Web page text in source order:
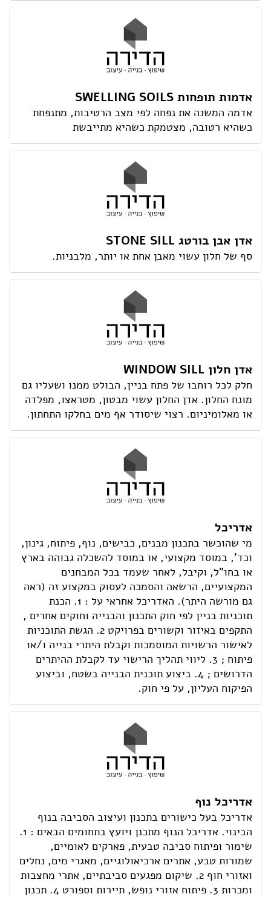
אדמות תופחות SWELLING SOILS
אדמה המשנה את נפחה לפי מצב הרטיבות, מתנפחת
כשהיא רטובה, מצטמקת כשהיא מתייבשת
אדן אבן בורטג STONE SILL
סף של חלון עשוי מאבן אחת או יותר, מלבניות.
אדן חלון WINDOW SILL
חלק לכל רוחבו של פתח בניין, הבולט ממנו ושעליו גם
מונח החלון. אדן החלון עשוי מבטון, מטראצו, מפלדה
או מאלומיניום. רצוי שיסודר אף מים בחלקו התחתון.
אדריכל
מי שהוכשר בתכנון מבנים, כבישים, נוף, פיתוח, גינון,
וכד', במוסד מקצועי, או במוסד להשכלה גבוהה בארץ
או בחו"ל, וקיבל, לאחר שעמד בכל המבחנים
המקצועיים, הרשאה והסמכה לעסוק במקצוע זה (ראה
גם מורשה היתר). האדריכל אחראי על : 1. הכנת
תוכניות בניין לפי חוק התכנון והבנייה וחוקים אחרים ,
התקפים באיזור וקשורים בפרויקט 2. הגשת התוכניות
לאישור הרשויות המוסמכות וקבלת היתרי בנייה ו/או
פיתוח ; 3. ליווי תהליך הרישוי עד לקבלת ההיתרים
הדרושים ; 4. ביצוע תוכנית הבנייה בשטח, וביצוע
הפיקוח העליון, על פי חוק.
אדריכל נוף
אדריכל בעל כישורים בתכנון ועיצוב הסביבה בנוף
הבינוי. אדריכל הנוף מתכנן ויועץ בתחומים הבאים : 1.
שימור ופיתוח סביבה טבעית, פארקים לאומיים,
שמורות טבע, אתרים ארכיאולוגיים, מאגרי מים, נחלים
ואזורי חוף 2. שיקום מפגעים סביבתיים, אתרי מחצבות
ומכרות 3. פיתוח אזורי נופש, תיירות וספורט 4. תכנון